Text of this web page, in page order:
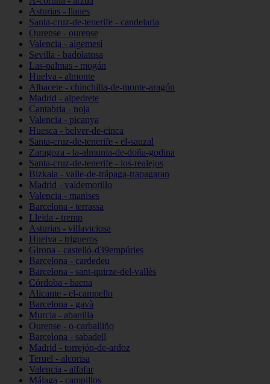
Asturias - llanes
Santa-cruz-de-tenerife - candelaria
Ourense - ourense
Valencia - algemesí
Sevilla - badolatosa
Las-palmas - mogán
Huelva - almonte
Albacete - chinchilla-de-monte-aragón
Madrid - alpedrete
Cantabria - noja
Valencia - picanya
Huesca - belver-de-cinca
Santa-cruz-de-tenerife - el-sauzal
Zaragoza - la-almunia-de-doña-godina
Santa-cruz-de-tenerife - los-realejos
Bizkaia - valle-de-trápaga-trapagaran
Madrid - valdemorillo
Valencia - manises
Barcelona - terrassa
Lleida - tremp
Asturias - villaviciosa
Huelva - trigueros
Girona - castelló-d39empúries
Barcelona - cardedeu
Barcelona - sant-quirze-del-vallès
Córdoba - baena
Alicante - el-campello
Barcelona - gavà
Murcia - abanilla
Ourense - o-carballiño
Barcelona - sabadell
Madrid - torrejón-de-ardoz
Teruel - alcorisa
Valencia - alfafar
Málaga - campillos